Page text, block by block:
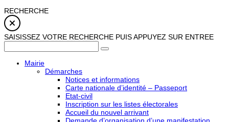
RECHERCHE
SAISISSEZ VOTRE RECHERCHE PUIS APPUYEZ SUR ENTREE
Mairie
Démarches
Notices et informations
Carte nationale d’identité – Passeport
Etat-civil
Inscription sur les listes électorales
Accueil du nouvel arrivant